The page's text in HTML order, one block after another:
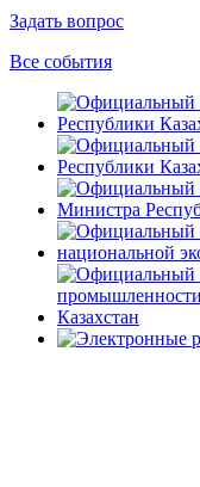
Задать вопрос
Все события